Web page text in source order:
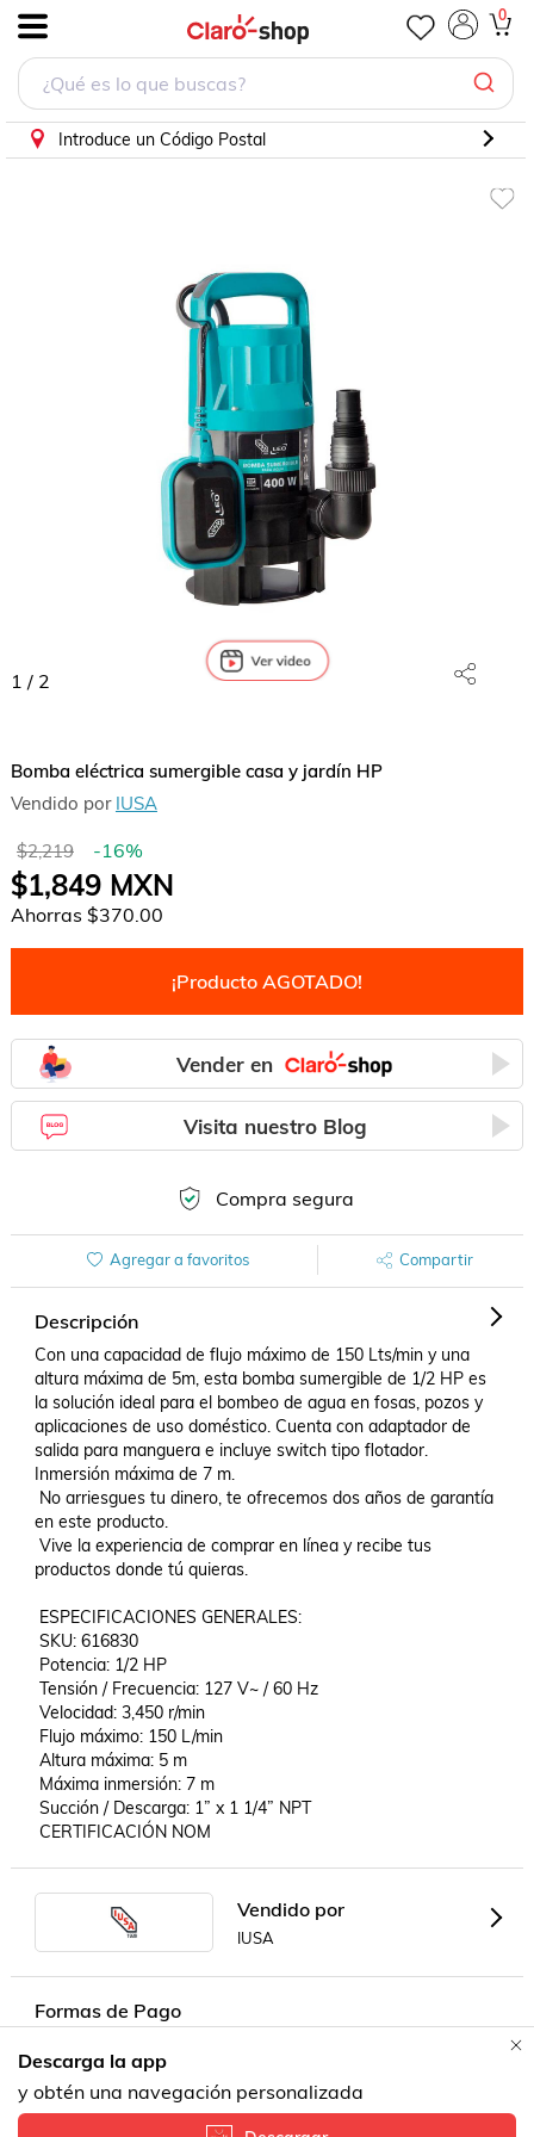
0
Introduce un Código Postal
1 / 2
Bomba eléctrica sumergible casa y jardín HP
Vendido por IUSA
$2,219 -16%
$1,849MXN
Ahorras $370.00
¡Producto AGOTADO!
Vender en
Visita nuestro Blog
Compra segura
Agregar a favoritos Compartir
Descripción
Con una capacidad de flujo máximo de 150 Lts/min y una
altura máxima de 5m, esta bomba sumergible de 1/2 HP es
la solución ideal para el bombeo de agua en fosas, pozos y
aplicaciones de uso doméstico. Cuenta con adaptador de
salida para manguera e incluye switch tipo flotador.
Inmersión máxima de 7 m.
No arriesgues tu dinero, te ofrecemos dos años de garantía
en este producto.
Vive la experiencia de comprar en línea y recibe tus
productos donde tú quieras.
ESPECIFICACIONES GENERALES:
SKU: 616830
Potencia: 1/2 HP
Tensión / Frecuencia: 127 V~ / 60 Hz
Velocidad: 3,450 r/min
Flujo máximo: 150 L/min
Altura máxima: 5 m
Máxima inmersión: 7 m
Succión / Descarga: 1” x 1 1/4” NPT
CERTIFICACIÓN NOM
Vendido por
IUSA
Formas de Pago
Descarga la app
y obtén una navegación personalizada
Bomba eléctrica sumergible casa y jardín HP